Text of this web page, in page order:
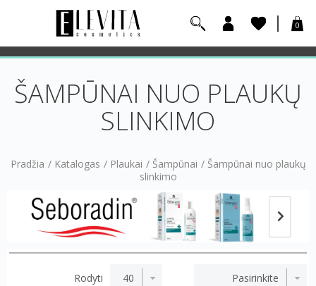
0
ŠAMPŪNAI NUO PLAUKŲ
SLINKIMO
Pradžia / Katalogas / Plaukai / Šampūnai / Šampūnai nuo plaukų
slinkimo
Rodyti